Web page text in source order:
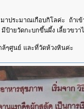
าประมาณเกือบกิโลค่ะ ถ้าเ
มีป้ายวัดกะบกขึ้นผึ้ง เลี้ยวขว
ๆศูนย์ และที่วัดห้วงหินค่ะ